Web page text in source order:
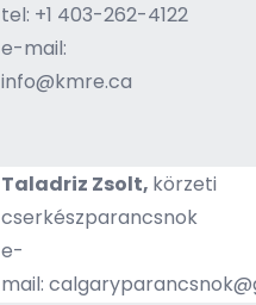
tel: +1 403-262-4122
e-mail:
info@kmre.ca
Taladriz Zsolt, körzeti
cserkészparancsnok
e-
mail: